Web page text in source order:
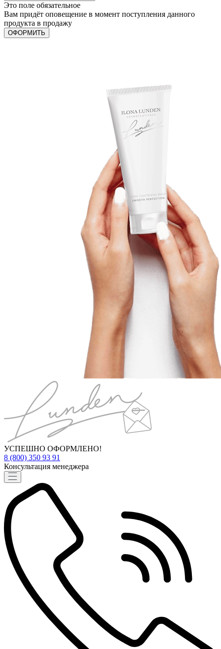
Это поле обязательное
Вам придёт оповещение в момент поступления данного
продукта в продажу
ОФОРМИТЬ
УСПЕШНО ОФОРМЛЕНО!
8 (800) 350 93 91
Консультация менеджера